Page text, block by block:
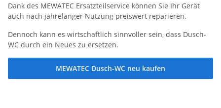
Dank des MEWATEC Ersatzteilservice können Sie Ihr Gerät
auch nach jahrelanger Nutzung preiswert reparieren.
Dennoch kann es wirtschaftlich sinnvoller sein, dass Dusch-
WC durch ein Neues zu ersetzen.
MEWATEC Dusch-WC neu kaufen